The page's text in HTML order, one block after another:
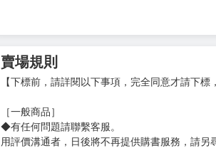
韓國漫畫家。
原作：Kim Suji
2004年以《봉루》一作出道。
另著有《미온의 연인》、《우리 집에는 쥐가